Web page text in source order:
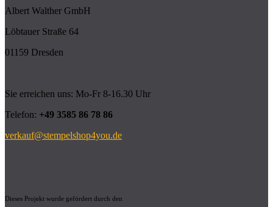
Albert Walther GmbH
Löbtauer Straße 64
01159 Dresden
Sie erreichen uns: Mo-Fr 8-16.30 Uhr
Telefon: +49 3585 86 78 86
verkauf@stempelshop4you.de
Dieses Projekt wurde gefördert durch den